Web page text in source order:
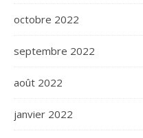
octobre 2022
septembre 2022
août 2022
janvier 2022